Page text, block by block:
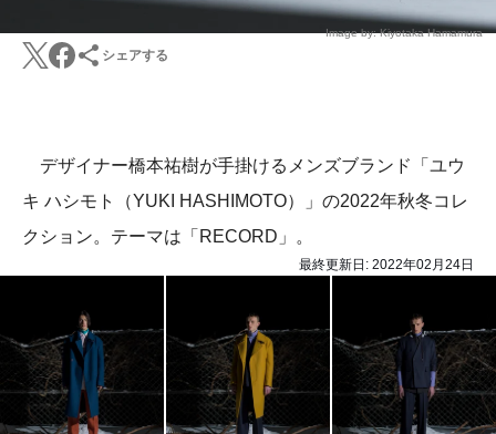
Image by: Kiyotaka Hamamura
シェアする
デザイナー橋本祐樹が手掛けるメンズブランド「ユウ
キ ハシモト（YUKI HASHIMOTO）」の2022年秋冬コレ
クション。テーマは「RECORD」。
最終更新日: 2022年02月24日